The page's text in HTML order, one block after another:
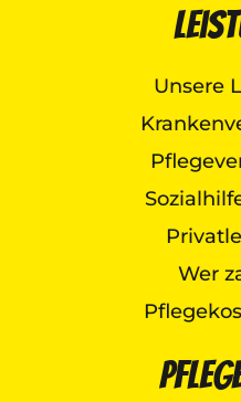
Unsere
Wer